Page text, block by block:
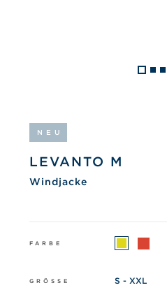
NEU
LEVANTO M
Windjacke
FARBE
GRÖSSE S - XXL